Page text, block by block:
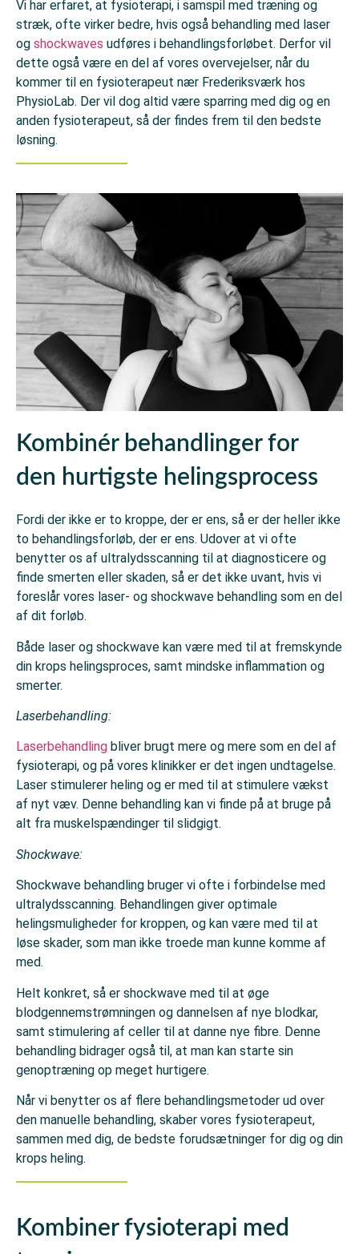
Vi har erfaret, at fysioterapi, i samspil med træning og
stræk, ofte virker bedre, hvis også behandling med laser
og shockwaves udføres i behandlingsforløbet. Derfor vil
dette også være en del af vores overvejelser, når du
kommer til en fysioterapeut nær Frederiksværk hos
PhysioLab. Der vil dog altid være sparring med dig og en
anden fysioterapeut, så der findes frem til den bedste
løsning.
Kombinér behandlinger for
den hurtigste helingsprocess
Fordi der ikke er to kroppe, der er ens, så er der heller ikke
to behandlingsforløb, der er ens. Udover at vi ofte
benytter os af ultralydsscanning til at diagnosticere og
finde smerten eller skaden, så er det ikke uvant, hvis vi
foreslår vores laser- og shockwave behandling som en del
af dit forløb.
Både laser og shockwave kan være med til at fremskynde
din krops helingsproces, samt mindske inflammation og
smerter.
Laserbehandling:
Laserbehandling bliver brugt mere og mere som en del af
fysioterapi, og på vores klinikker er det ingen undtagelse.
Laser stimulerer heling og er med til at stimulere vækst
af nyt væv. Denne behandling kan vi finde på at bruge på
alt fra muskelspændinger til slidgigt.
Shockwave:
Shockwave behandling bruger vi ofte i forbindelse med
ultralydsscanning. Behandlingen giver optimale
helingsmuligheder for kroppen, og kan være med til at
løse skader, som man ikke troede man kunne komme af
med.
Helt konkret, så er shockwave med til at øge
blodgennemstrømningen og dannelsen af nye blodkar,
samt stimulering af celler til at danne nye fibre. Denne
behandling bidrager også til, at man kan starte sin
genoptræning op meget hurtigere.
Når vi benytter os af flere behandlingsmetoder ud over
den manuelle behandling, skaber vores fysioterapeut,
sammen med dig, de bedste forudsætninger for dig og din
krops heling.
Kombiner fysioterapi med